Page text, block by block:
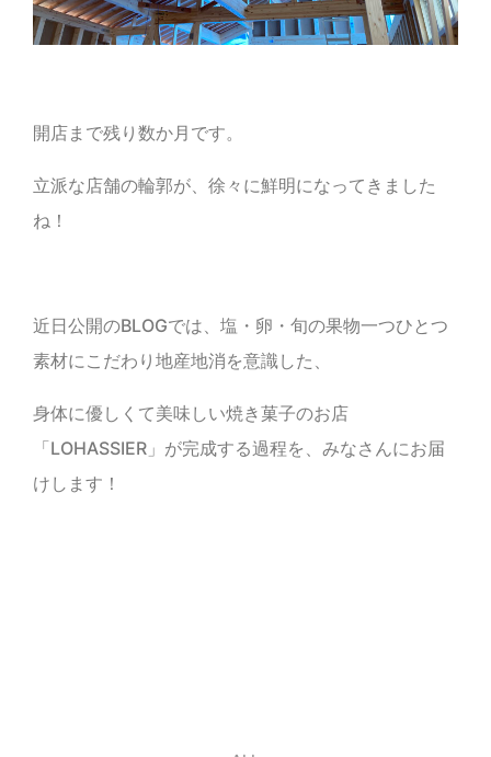
開店まで残り数か月です。
立派な店舗の輪郭が、徐々に鮮明になってきました
ね！
近日公開のBLOGでは、塩・卵・旬の果物一つひとつ
素材にこだわり地産地消を意識した、
身体に優しくて美味しい焼き菓子のお店
「LOHASSIER」が完成する過程を、みなさんにお届
けします！